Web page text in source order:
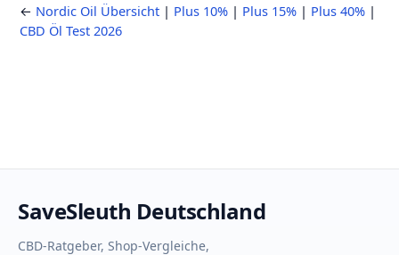
← Nordic Oil Übersicht| Plus 10%| Plus 15%| Plus 40%|
CBD Öl Test 2026
SaveSleuth Deutschland
CBD-Ratgeber, Shop-Vergleiche,